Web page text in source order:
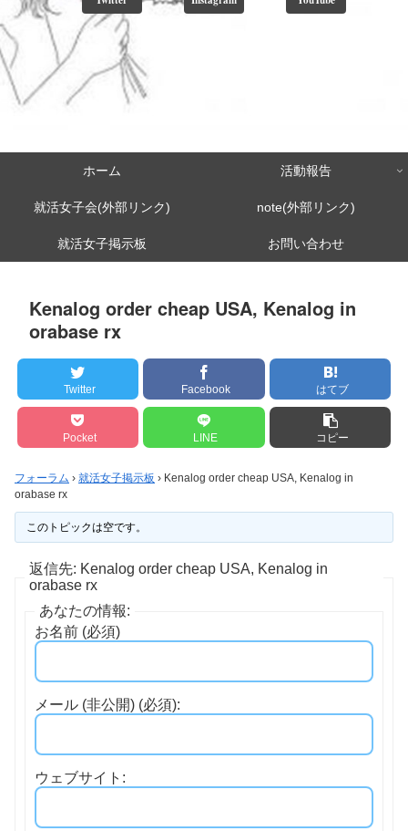
ホーム 活動報告
就活女子会(外部リンク) note(外部リンク)
就活女子掲示板 お問い合わせ
Kenalog order cheap USA, Kenalog in
orabase rx
Twitter Facebook はてブ
Pocket LINE コピー
フォーラム › 就活女子掲示板 › Kenalog order cheap USA, Kenalog in
orabase rx
このトピックは空です。
返信先: Kenalog order cheap USA, Kenalog in
orabase rx
あなたの情報:
お名前 (必須)
メール (非公開) (必須):
ウェブサイト: